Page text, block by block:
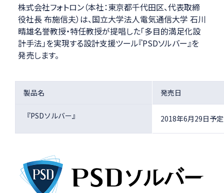
株式会社フォトロン（本社：東京都千代田区、代表取締
役社長 布施信夫）は、国立大学法人電気通信大学 石川
晴雄名誉教授・特任教授が提唱した「多目的満足化設
計手法」を実現する設計支援ツール『PSDソルバー』を
発売します。
製品名 発売日
『PSDソルバー』 2018年6月29日予定